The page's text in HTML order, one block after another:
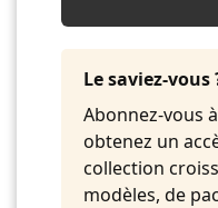
09. BGM - Urban
10. BGM - We Can
Le saviez-vous
Abonnez-vous
obtenez un
collection
modèles, de